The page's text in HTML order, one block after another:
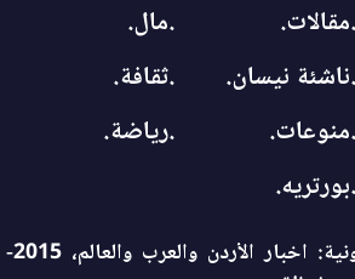
.مقالات.
.مال.
.ناشئة نيسان.
.ثقافة.
.منوعات.
.رياضة.
.بورتريه.
صحيفة نيسان الالكترونية: اخبار الأردن والعرب والعالم، 2015-